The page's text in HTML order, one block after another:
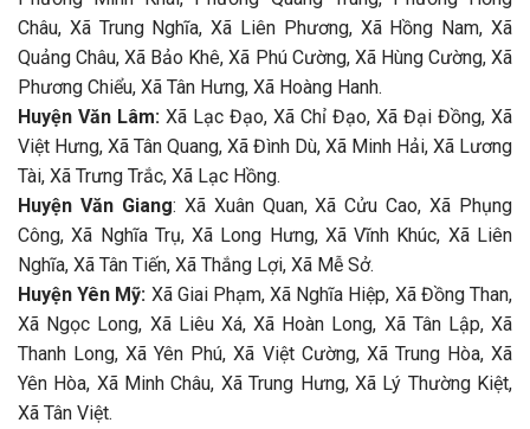
Châu, Xã Trung Nghĩa, Xã Liên Phương, Xã Hồng Nam, Xã
Quảng Châu, Xã Bảo Khê, Xã Phú Cường, Xã Hùng Cường, Xã
Phương Chiểu, Xã Tân Hưng, Xã Hoàng Hanh.
Huyện Văn Lâm: Xã Lạc Đạo, Xã Chỉ Đạo, Xã Đại Đồng, Xã
Việt Hưng, Xã Tân Quang, Xã Đình Dù, Xã Minh Hải, Xã Lương
Tài, Xã Trưng Trắc, Xã Lạc Hồng.
Huyện Văn Giang: Xã Xuân Quan, Xã Cửu Cao, Xã Phụng
Công, Xã Nghĩa Trụ, Xã Long Hưng, Xã Vĩnh Khúc, Xã Liên
Nghĩa, Xã Tân Tiến, Xã Thắng Lợi, Xã Mễ Sở.
Huyện Yên Mỹ: Xã Giai Phạm, Xã Nghĩa Hiệp, Xã Đồng Than,
Xã Ngọc Long, Xã Liêu Xá, Xã Hoàn Long, Xã Tân Lập, Xã
Thanh Long, Xã Yên Phú, Xã Việt Cường, Xã Trung Hòa, Xã
Yên Hòa, Xã Minh Châu, Xã Trung Hưng, Xã Lý Thường Kiệt,
Xã Tân Việt.